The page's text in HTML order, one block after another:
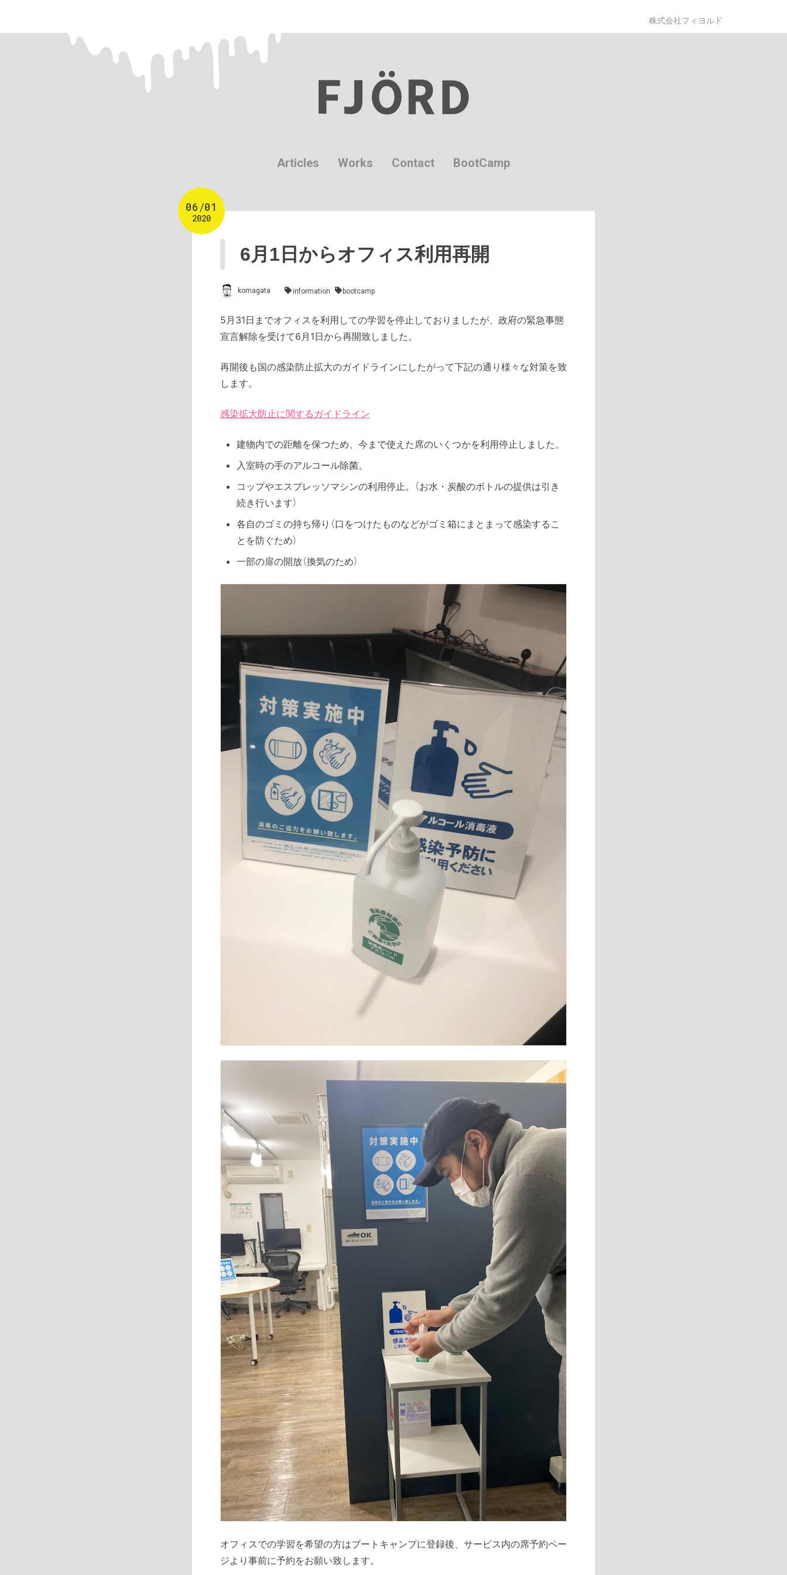
株式会社フィヨルド
Articles Works Contact BootCamp
6月1日からオフィス利用再開
2020
06 /01
komagata information bootcamp
5月31日までオフィスを利用しての学習を停止しておりましたが、政府の緊急事態
宣言解除を受けて6月1日から再開致しました。
再開後も国の感染防止拡大のガイドラインにしたがって下記の通り様々な対策を致
します。
感染拡大防止に関するガイドライン
建物内での距離を保つため、今まで使えた席のいくつかを利用停止しました。
入室時の手のアルコール除菌。
コップやエスプレッソマシンの利用停止。（お水・炭酸のボトルの提供は引き
続き行います）
各自のゴミの持ち帰り（口をつけたものなどがゴミ箱にまとまって感染するこ
とを防ぐため）
一部の扉の開放（換気のため）
オフィスでの学習を希望の方はブートキャンプに登録後、サービス内の席予約ペー
ジより事前に予約をお願い致します。